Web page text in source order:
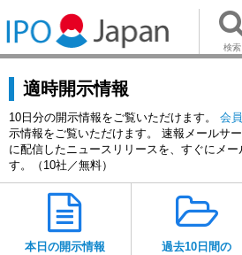
検索
適時開示情報
10日分の開示情報をご覧いただけます。 会
示情報をご覧いただけます。 速報メールサ
に配信したニュースリリースを、すぐにメ
す。（10社／無料）
本日の開示情報
過去10日間の